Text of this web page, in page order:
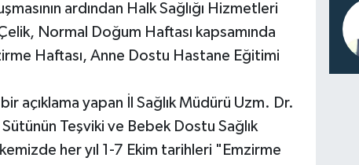
ardından Halk Sağlığı Hizmetleri
Normal Doğum Haftası kapsamında
Haftası, Anne Dostu Hastane Eğitimi
açıklama yapan İl Sağlık Müdürü Uzm. Dr.
Teşviki ve Bebek Dostu Sağlık
her yıl 1-7 Ekim tarihleri "Emzirme